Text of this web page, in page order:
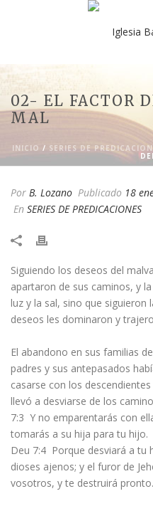
02- EL FACTOR
MAL
INICIO / SERIES DE
Por B. Lozano Publicado 18
En SERIES DE PREDICACIONES
​Siguiendo los deseos del
apartaron de sus caminos, y
luz y la sal, sino que
deseos les dominaron y
El abandono en sus familias
padres y sus antepasados
casarse con los
llevó a desviarse de los
7:3 Y no emparentarás con
tomarás a su hija para tu hijo.
Deu 7:4 Porque desviará a tu
dioses ajenos; y el furor de
vosotros, y te destruirá pronto.